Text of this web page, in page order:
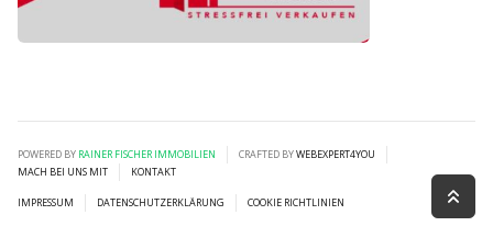
POWERED BY RAINER FISCHER IMMOBILIEN CRAFTED BYWEBEXPERT4YOU
MACH BEI UNS MIT
KONTAKT
IMPRESSUM DATENSCHUTZERKLÄRUNG COOKIE RICHTLINIEN